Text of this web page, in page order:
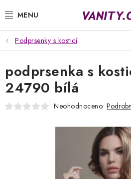
na
KABELKY
SPODNÍ PRÁDLO
PUNČOCHY
Podprsenky s kosticí
podprsenka s
24790 bílá
Neohodnoceno